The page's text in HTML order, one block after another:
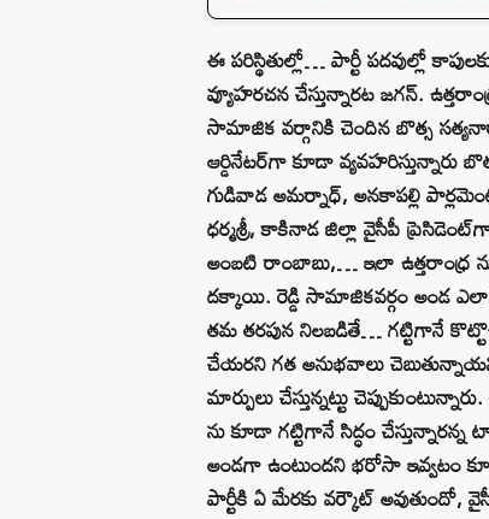
ఈ పరిస్థితుల్లో… పార్టీ పదవుల్లో
వ్యూహరచన చేస్తున్నారట జగన్.
సామాజిక వర్గానికి చెందిన బొత్స
ఆర్డినేటర్‌గా కూడా వ్యవహరిస్తున్నారు
గుడివాడ అమర్నాధ్, అనకాపల్లి
ధర్మశ్రీ, కాకినాడ జిల్లా వైసీపీ
అంబటి రాంబాబు,… ఇలా ఉత్తరాంధ్ర
దక్కాయి. రెడ్డి సామాజికవర్గం అండ
తమ తరపున నిలబడితే… గట్టిగానే
చేయరని గత అనుభవాలు
మార్పులు చేస్తున్నట్టు
ను కూడా గట్టిగానే సిద్ధం
అండగా ఉంటుందని భరోసా ఇవ్వటం
పార్టీకి ఏ మేరకు వర్కౌట్‌ అవుతుందో,